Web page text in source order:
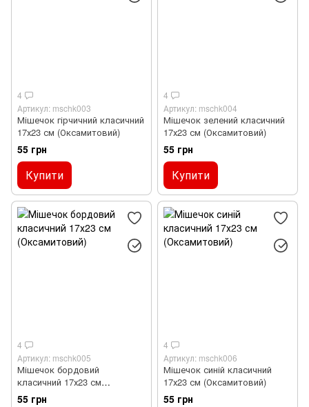
4
Артикул: mschk003
Мішечок гірчичний класичний
17х23 см (Оксамитовий)
55 грн
Купити
4
Артикул: mschk004
Мішечок зелений класичний
17х23 см (Оксамитовий)
55 грн
Купити
4
Артикул: mschk005
Мішечок бордовий
класичний 17х23 см
(Оксамитовий)
55 грн
4
Артикул: mschk006
Мішечок синій класичний
17х23 см (Оксамитовий)
55 грн